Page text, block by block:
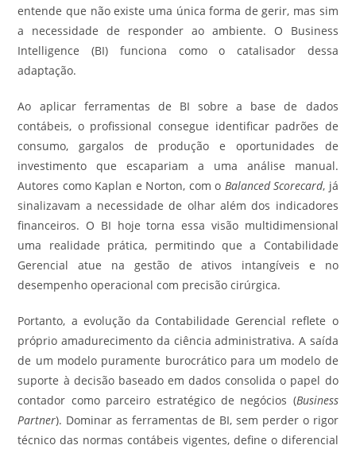
entende que não existe uma única forma de gerir, mas sim
a necessidade de responder ao ambiente. O Business
Intelligence (BI) funciona como o catalisador dessa
adaptação.
Ao aplicar ferramentas de BI sobre a base de dados
contábeis, o profissional consegue identificar padrões de
consumo, gargalos de produção e oportunidades de
investimento que escapariam a uma análise manual.
Autores como Kaplan e Norton, com o Balanced Scorecard, já
sinalizavam a necessidade de olhar além dos indicadores
financeiros. O BI hoje torna essa visão multidimensional
uma realidade prática, permitindo que a Contabilidade
Gerencial atue na gestão de ativos intangíveis e no
desempenho operacional com precisão cirúrgica.
Portanto, a evolução da Contabilidade Gerencial reflete o
próprio amadurecimento da ciência administrativa. A saída
de um modelo puramente burocrático para um modelo de
suporte à decisão baseado em dados consolida o papel do
contador como parceiro estratégico de negócios (Business
Partner). Dominar as ferramentas de BI, sem perder o rigor
técnico das normas contábeis vigentes, define o diferencial